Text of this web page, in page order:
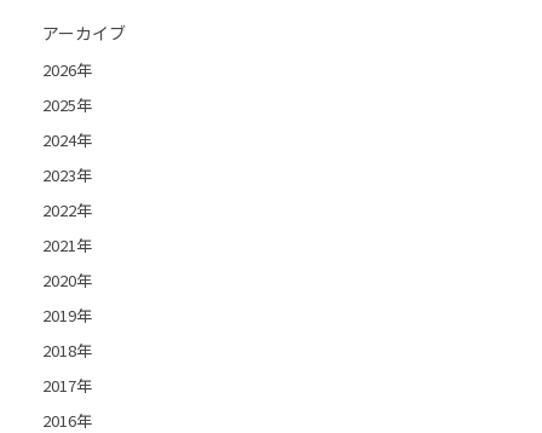
アーカイブ
2026年
2025年
2024年
2023年
2022年
2021年
2020年
2019年
2018年
2017年
2016年